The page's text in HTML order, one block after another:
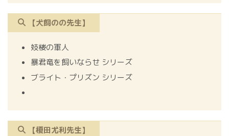
【犬飼のの先生】
妓楼の軍人
暴君竜を飼いならせ シリーズ
ブライト・プリズン シリーズ
【榎田尤利先生】